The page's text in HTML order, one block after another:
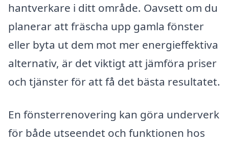
hantverkare i ditt område. Oavsett om du
planerar att fräscha upp gamla fönster
eller byta ut dem mot mer energieffektiva
alternativ, är det viktigt att jämföra priser
och tjänster för att få det bästa resultatet.
En fönsterrenovering kan göra underverk
för både utseendet och funktionen hos